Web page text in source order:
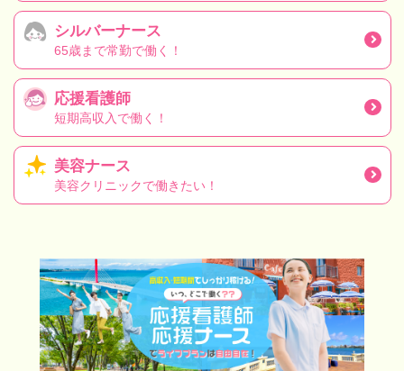
シルバーナース
65歳まで常勤で働く！
応援看護師
短期高収入で働く！
美容ナース
美容クリニックで働きたい！